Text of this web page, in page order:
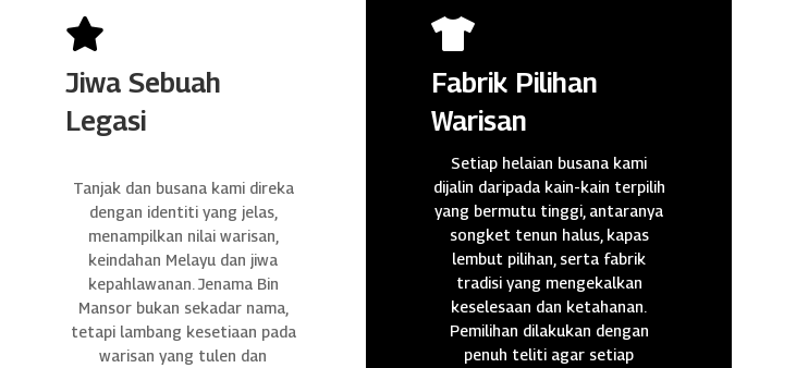

Jiwa Sebuah
Legasi
Tanjak dan busana kami direka
dengan identiti yang jelas,
menampilkan nilai warisan,
keindahan Melayu dan jiwa
kepahlawanan. Jenama Bin
Mansor bukan sekadar nama,
tetapi lambang kesetiaan pada
warisan yang tulen dan

Fabrik Pilihan
Warisan
Setiap helaian busana kami
dijalin daripada kain-kain terpilih
yang bermutu tinggi, antaranya
songket tenun halus, kapas
lembut pilihan, serta fabrik
tradisi yang mengekalkan
keselesaan dan ketahanan.
Pemilihan dilakukan dengan
penuh teliti agar setiap